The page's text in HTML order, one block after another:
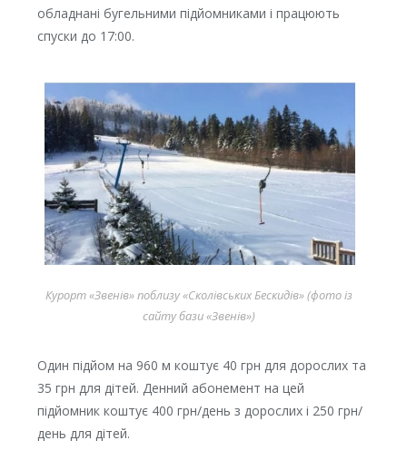
обладнані бугельними підйомниками і працюють
спуски до 17:00.
Курорт «Звенів» поблизу «Сколівських Бескидів» (фото із
сайту бази «Звенів»)
Один підйом на 960 м коштує 40 грн для дорослих та
35 грн для дітей. Денний абонемент на цей
підйомник коштує 400 грн/день з дорослих і 250 грн/
день для дітей.